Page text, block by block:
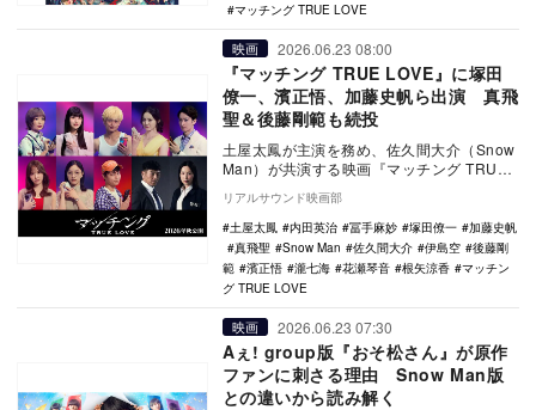
マッチング TRUE LOVE
映画 2026.06.23 08:00
『マッチング TRUE LOVE』に塚田
僚一、濱正悟、加藤史帆ら出演 真飛
聖＆後藤剛範も続投
土屋太鳳が主演を務め、佐久間大介（Snow
Man）が共演する映画『マッチング TRUE
LOVE』の追加キャストとして、根矢涼…
リアルサウンド映画部
土屋太鳳
内田英治 冨手麻妙 塚田僚一
加藤史帆
真飛聖
Snow Man 佐久間大介 伊島空
後藤剛
範
濱正悟 瀧七海 花瀬琴音 根矢涼香
マッチン
グ TRUE LOVE
映画 2026.06.23 07:30
Aぇ! group版『おそ松さん』が原作
ファンに刺さる理由 Snow Man版
との違いから読み解く